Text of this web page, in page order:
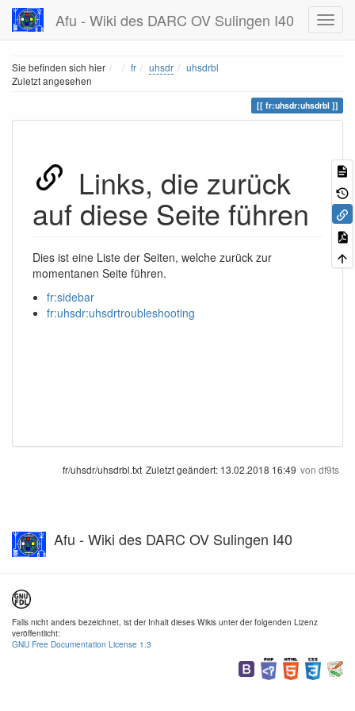
Afu - Wiki des DARC OV Sulingen I40
Sie befinden sich hier Home
fr uhsdr
uhsdrbl
Zuletzt angesehen
fr:uhsdr:uhsdrbl
Links, die zurück
auf diese Seite führen
Dies ist eine Liste der Seiten, welche zurück zur
momentanen Seite führen.
fr:sidebar
fr:uhsdr:uhsdrtroubleshooting
fr/uhsdr/uhsdrbl.txt Zuletzt geändert: 13.02.2018 16:49 von df9ts
Afu - Wiki des DARC OV Sulingen I40
Falls nicht anders bezeichnet, ist der Inhalt dieses Wikis unter der folgenden Lizenz
veröffentlicht:
GNU Free Documentation License 1.3